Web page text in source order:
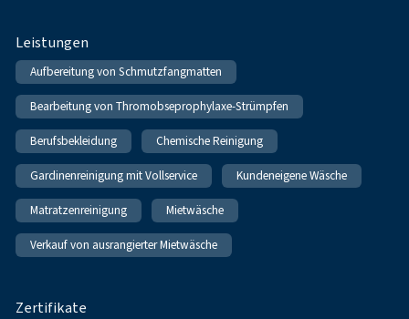
Leistungen
Aufbereitung von Schmutzfangmatten
Bearbeitung von Thromobseprophylaxe-Strümpfen
Berufsbekleidung Chemische Reinigung
Gardinenreinigung mit Vollservice Kundeneigene Wäsche
Matratzenreinigung Mietwäsche
Verkauf von ausrangierter Mietwäsche
Zertifikate